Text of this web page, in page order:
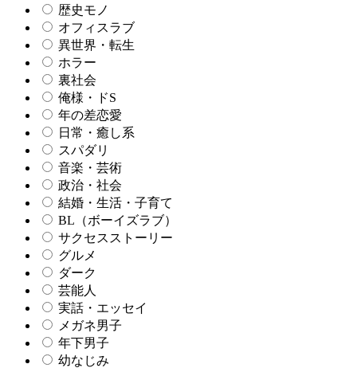
歴史モノ
オフィスラブ
異世界・転生
ホラー
裏社会
俺様・ドS
年の差恋愛
日常・癒し系
スパダリ
音楽・芸術
政治・社会
結婚・生活・子育て
BL（ボーイズラブ）
サクセスストーリー
グルメ
ダーク
芸能人
実話・エッセイ
メガネ男子
年下男子
幼なじみ